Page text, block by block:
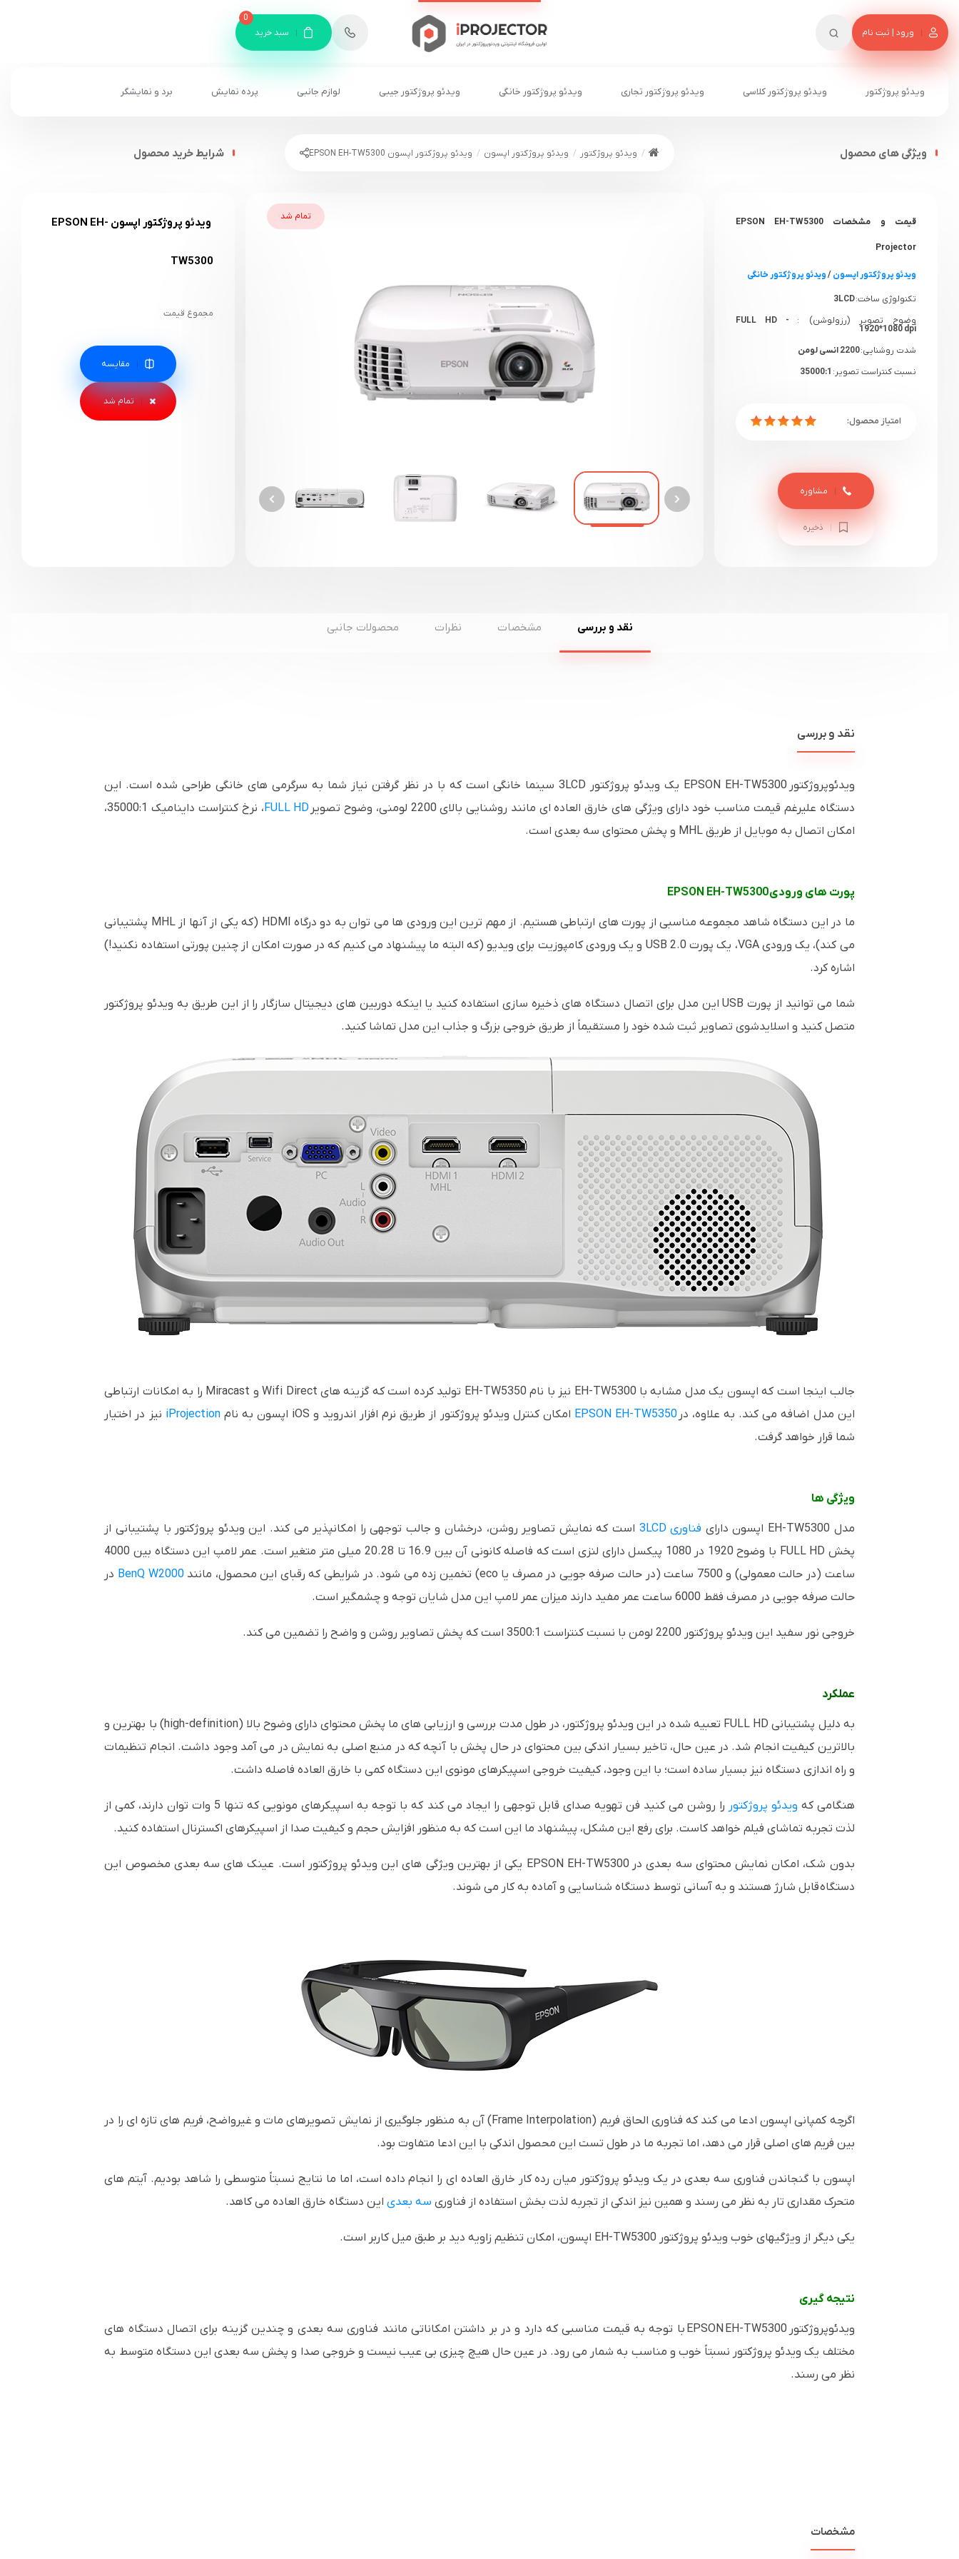
ورود | ثبت نام
8
سبد خرید
0
ویدئو پروژکتور ویدئو پروژکتور کلاسی ویدئو پروژکتور تجاری ویدئو پروژکتور خانگی ویدئو پروژکتور جیبی لوازم جانبی پرده نمایش برد و نمایشگر
ویدئو پروژکتور ویدئو پروژکتور اپسون ویدئو پروژکتور اپسون EPSON EH-TW5300
تمام شد
شرایط خرید محصول
ویدئو پروژکتور اپسون EPSON EH-
TW5300
مجموع قیمت
مقایسه
ویژگی های محصول
قیمت و مشخصات EPSON EH-TW5300
Projector
ویدئو پروژکتور اپسون/ویدئو پروژکتور خانگی
تکنولوژی ساخت:3LCD
وضوح تصویر (رزولوشن) :
FULL HD -
1920*1080 dpi
شدت روشنایی:2200 انسی لومن
نسبت کنتراست تصویر:
ذخیره
مشاوره
نقد و بررسی مشخصات نظرات محصولات جانبی
نقد و بررسی
ویدئوپروژکتورEPSON EH-TW5300 یک ویدئو پروژکتور 3LCD سینما خانگی است که با در نظر گرفتن نیاز شما به سرگرمی های خانگی طراحی شده است. این
دستگاه علیرغم قیمت مناسب خود دارای ویژگی های خارق العاده ای مانند روشنایی بالای 2200 لومنی، وضوح تصویر
FULL HD
، نرخ کنتراست داینامیک 35000:1،
امکان اتصال به موبایل از طریقMHL و پخش محتوای سه بعدی است.
پورت های ورودیEPSON EH-TW5300
ما در این دستگاه شاهد مجموعه مناسبی از پورت های ارتباطی هستیم. از مهم ترین این ورودی ها می توان به دو درگاه HDMI (که یکی از آنها ازMHL پشتیبانی
می کند)، یک ورودیVGA، یک پورتUSB 2.0 و یک ورودی کامپوزیت برای ویدیو (که البته ما پیشنهاد می کنیم که در صورت امکان از چنین پورتی استفاده نکنید!)
اشاره کرد.
شما می توانید از پورت USBاین مدل برای اتصال دستگاه های ذخیره سازی استفاده کنید یا اینکه دوربین های دیجیتال سازگار را از این طریق به ویدئو پروژکتور
متصل کنید و اسلایدشوی تصاویر ثبت شده خود را مستقیماً از طریق خروجی بزرگ و جذاب این مدل تماشا کنید.
جالب اینجا است که اپسون یک مدل مشابه باEH-TW5300 نیز با نامEH-TW5350 تولید کرده است که گزینه های Wifi Directو Miracast را به امکانات ارتباطی
این مدل اضافه می کند. به علاوه، در EPSON EH-TW5350 امکان کنترل ویدئو پروژکتور از طریق نرم افزار اندروید و iOS اپسون به نامiProjection نیز در اختیار
شما قرار خواهد گرفت.
ویژگی ها
مدل EH-TW5300 اپسون دارای فناوری3LCD است که نمایش تصاویر روشن، درخشان و جالب توجهی را امکانپذیر می کند. این ویدئو پروژکتور با پشتیبانی از
پخش FULL HD
با وضوح 1920 در 1080 پیکسل دارای لنزی است که فاصله کانونی آن بین 16.9 تا 20.28 میلی متر متغیر است. عمر لامپ این دستگاه بین 4000
ساعت (در حالت معمولی) و 7500 ساعت (در حالت صرفه جویی در مصرف یا
eco) تخمین زده می شود. در شرایطی که رقبای این محصول، مانندW2000
BenQ در
حالت صرفه جویی در مصرف فقط 6000 ساعت عمر مفید دارند میزان عمر لامپ این مدل شایان توجه و چشمگیر است.
خروجی نور سفید این ویدئو پروژکتور 2200 لومن با نسبت کنتراست 3500:1 است که پخش تصاویر روشن و واضح را تضمین می کند.
عملکرد
به دلیل پشتیبانی FULL HD تعبیه شده در این ویدئو پروژکتور، در طول مدت بررسی و ارزیابی های ما پخش محتوای دارای وضوح بالا (high-definition) با بهترین و
بالاترین کیفیت انجام شد. در عین حال، تاخیر بسیار اندکی بین محتوای در حال پخش با آنچه که در منبع اصلی به نمایش در می آمد وجود داشت. انجام تنظیمات
و راه اندازی دستگاه نیز بسیار ساده است؛ با این وجود، کیفیت خروجی اسپیکرهای مونوی این دستگاه کمی با خارق العاده فاصله داشت.
هنگامی که ویدئو پروژکتور
را روشن می کنید فن تهویه صدای قابل توجهی را ایجاد می کند که با توجه به اسپیکرهای مونویی که تنها 5 وات توان دارند، کمی از
لذت تجربه تماشای فیلم خواهد کاست. برای رفع این مشکل، پیشنهاد ما این است که به منظور افزایش حجم و کیفیت صدا از اسپیکرهای اکسترنال استفاده کنید.
بدون شک، امکان نمایش محتوای سه بعدی درEPSON EH-TW5300 یکی از بهترین ویژگی های این ویدئو پروژکتور است. عینک های سه بعدی مخصوص این
دستگاه قابل شارژ هستند و به آسانی توسط دستگاه شناسایی و آماده به کار می شوند.
اگرچه کمپانی اپسون ادعا می کند که فناوری الحاق فریم (Frame Interpolation) آن به منظور جلوگیری از نمایش تصویرهای مات و غیرواضح، فریم های تازه ای را در
بین فریم های اصلی قرار می دهد، اما تجربه ما در طول تست این محصول اندکی با این ادعا متفاوت بود.
اپسون با گنجاندن فناوری سه بعدی در یک ویدئو پروژکتور میان رده کار خارق العاده ای را انجام داده است، اما ما نتایج نسبتاً متوسطی را شاهد بودیم. آیتم های
متحرک مقداری تار به نظر می رسند و همین نیز اندکی از تجربه لذت بخش استفاده از فناوری سه بعدی این دستگاه خارق العاده می کاهد.
یکی دیگر از ویژگیهای خوب ویدئو پروژکتورEH-TW5300 اپسون، امکان تنظیم زاویه دید بر طبق میل کاربر است.
نتیجه گیری
ویدئوپروژکتور EH-TW5300
EPSON با توجه به قیمت مناسبی که دارد و در بر داشتن امکاناتی مانند فناوری سه بعدی و چندین گزینه برای اتصال دستگاه های
مختلف یک ویدئو پروژکتور نسبتاً خوب و مناسب به شمار می رود. در عین حال هیچ چیزی بی عیب نیست و خروجی صدا و پخش سه بعدی این دستگاه متوسط به
نظر می رسند.
مشخصات